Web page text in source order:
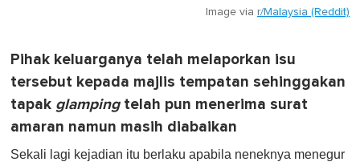
Image via r/Malaysia (Reddit)
Pihak keluarganya telah melaporkan isu
tersebut kepada majlis tempatan sehinggakan
tapak glampingtelah pun menerima surat
amaran namun masih diabaikan
Sekali lagi kejadian itu berlaku apabila neneknya menegur